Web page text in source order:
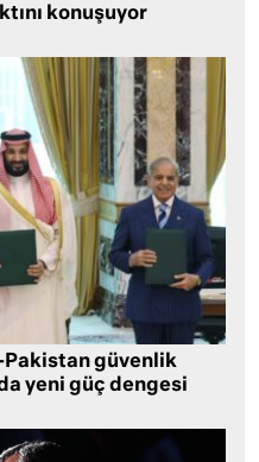
konuşuyor
güvenlik
yeni güç dengesi